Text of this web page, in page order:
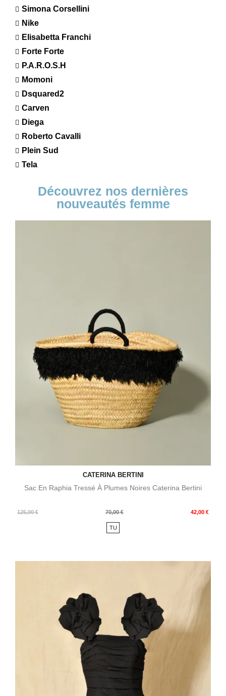
Simona Corsellini
Nike
Elisabetta Franchi
Forte Forte
P.A.R.O.S.H
Momoni
Dsquared2
Carven
Diega
Roberto Cavalli
Plein Sud
Tela
Découvrez nos dernières
nouveautés femme
CATERINA BERTINI
Sac En Raphia Tressé À Plumes Noires Caterina Bertini
125,00 €
Prix
70,00 € 42,00 €
Prix
TU